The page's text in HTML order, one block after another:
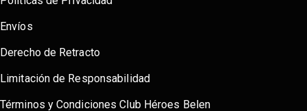
Envíos
Derecho de Retracto
Limitación de Responsabilidad
Términos y Condiciones Club Héroes Belen